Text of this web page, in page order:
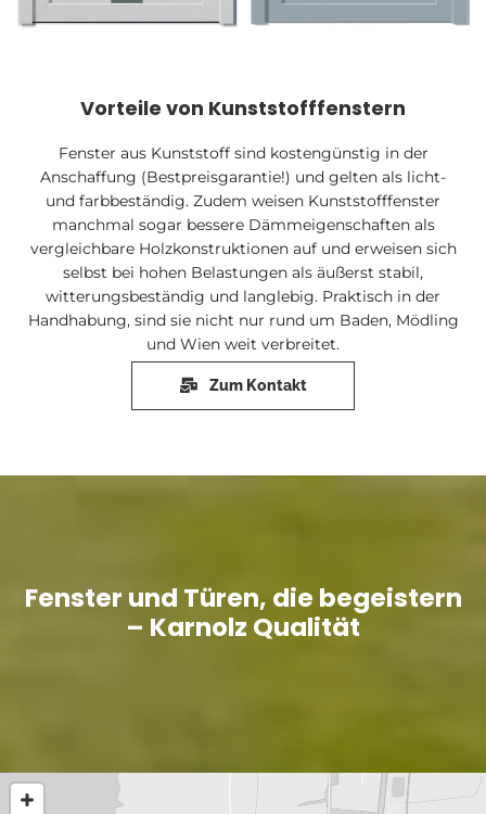
Vorteile von Kunststofffenstern
Fenster aus Kunststoff sind kostengünstig in der
Anschaffung (Bestpreisgarantie!) und gelten als licht-
und farbbeständig. Zudem weisen Kunststofffenster
manchmal sogar bessere Dämmeigenschaften als
vergleichbare Holzkonstruktionen auf und erweisen sich
selbst bei hohen Belastungen als äußerst stabil,
witterungsbeständig und langlebig. Praktisch in der
Handhabung, sind sie nicht nur rund um Baden, Mödling
und Wien weit verbreitet.
Zum Kontakt
Fenster und Türen, die begeistern
– Karnolz Qualität